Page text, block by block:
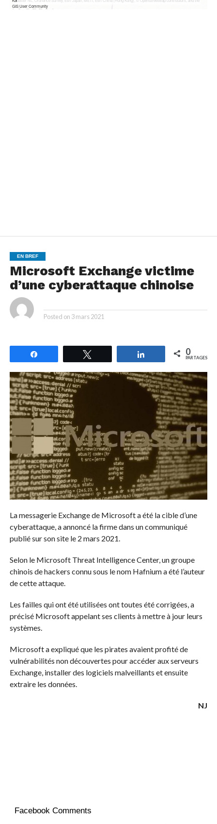
EN BREF
Microsoft Exchange victime
d’une cyberattaque chinoise
Posted on 3 mars 2021
Partagez 0
PARTAGES
La messagerie Exchange de Microsoft a été la cible d’une
cyberattaque, a annoncé la firme dans un communiqué
publié sur son site le 2 mars 2021.
Selon le Microsoft Threat Intelligence Center, un groupe
chinois de hackers connu sous le nom Hafnium a été l’auteur
de cette attaque.
Les failles qui ont été utilisées ont toutes été corrigées, a
précisé Microsoft appelant ses clients à mettre à jour leurs
systèmes.
Microsoft a expliqué que les pirates avaient profité de
vulnérabilités non découvertes pour accéder aux serveurs
Exchange, installer des logiciels malveillants et ensuite
extraire les données.
NJ
Facebook Comments